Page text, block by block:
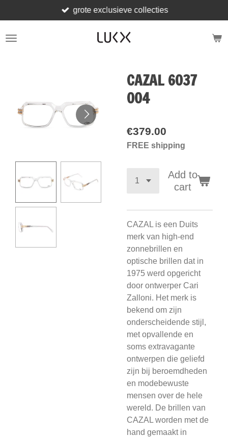
to
main
grote exclusieve collecties
CAZAL 6037
004
€379.00
FREE shipping
Add to
cart
CAZAL is een Duits
merk van high-end
zonnebrillen en
optische brillen dat in
1975 werd opgericht
door ontwerper Cari
Zalloni. Het merk is
bekend om zijn
onderscheidende stijl,
met opvallende en
soms extravagante
ontwerpen die geliefd
zijn bij beroemdheden
en modebewuste
mensen over de hele
wereld. De brillen van
CAZAL worden met de
hand gemaakt in